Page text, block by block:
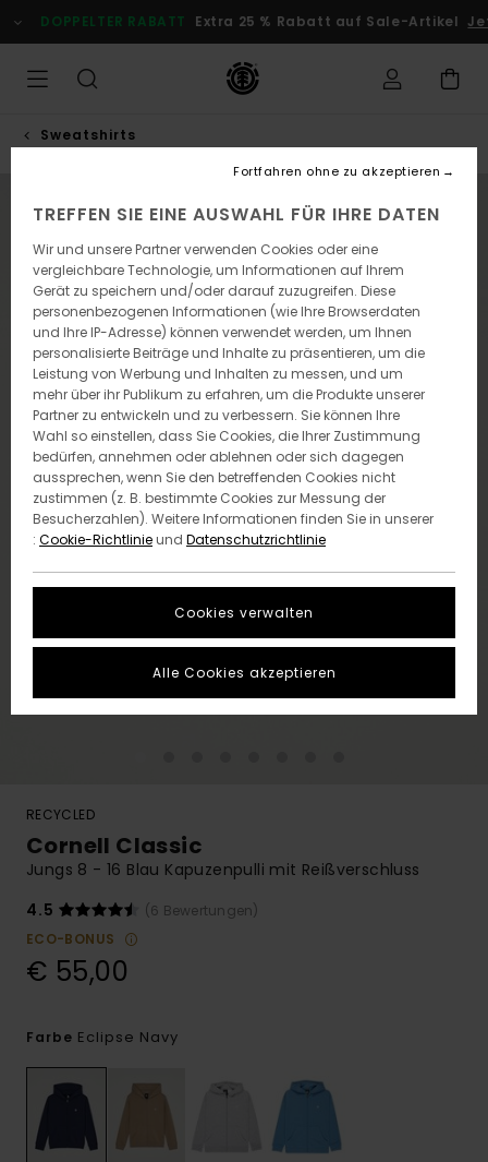
zur
Produktinformation
DOPPELTER RABATT Extra 25 % Rabatt auf Sale-Artikel
Sweatshirts
RECYCLED
Cornell Classic
Jungs 8 - 16 Blau Kapuzenpulli mit Reißverschluss
4.5
(6 Bewertungen)
ECO-BONUS
€ 55,00
Farbe Eclipse Navy
TREFFEN SIE EINE AUSWAHL FÜR IHRE DATEN
Wir und unsere Partner verwenden Cookies oder eine
vergleichbare Technologie, um Informationen auf Ihrem
Gerät zu speichern und/oder darauf zuzugreifen. Diese
personenbezogenen Informationen (wie Ihre Browserdaten
und Ihre IP-Adresse) können verwendet werden, um Ihnen
personalisierte Beiträge und Inhalte zu präsentieren, um die
Leistung von Werbung und Inhalten zu messen, und um
mehr über ihr Publikum zu erfahren, um die Produkte unserer
Partner zu entwickeln und zu verbessern. Sie können Ihre
Wahl so einstellen, dass Sie Cookies, die Ihrer Zustimmung
bedürfen, annehmen oder ablehnen oder sich dagegen
aussprechen, wenn Sie den betreffenden Cookies nicht
zustimmen (z. B. bestimmte Cookies zur Messung der
Besucherzahlen). Weitere Informationen finden Sie in unserer
: Cookie-Richtlinieund Datenschutzrichtlinie
Cookies verwalten
Fortfahren ohne zu akzeptieren
Alle Cookies akzeptieren